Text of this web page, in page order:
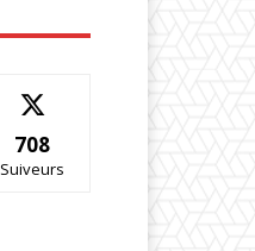
708
Suiveurs